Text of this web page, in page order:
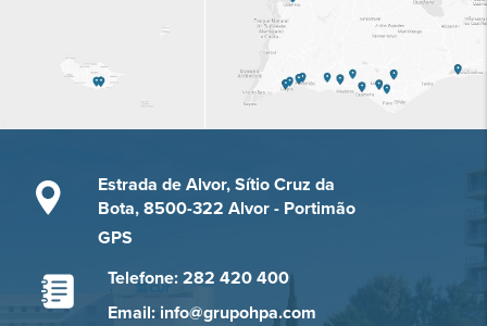
Estrada de Alvor, Sítio Cruz da
Bota, 8500-322 Alvor - Portimão
GPS
Telefone: 282 420 400
Email: info@grupohpa.com